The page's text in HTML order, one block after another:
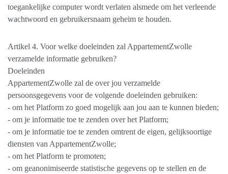
toegankelijke computer wordt verlaten alsmede om het verleende
wachtwoord en gebruikersnaam geheim te houden.
Artikel 4. Voor welke doeleinden zal AppartementZwolle
verzamelde informatie gebruiken?
Doeleinden
AppartementZwolle zal de over jou verzamelde
persoonsgegevens voor de volgende doeleinden gebruiken:
- om het Platform zo goed mogelijk aan jou aan te kunnen bieden;
- om je informatie toe te zenden over het Platform;
- om je informatie toe te zenden omtrent de eigen, gelijksoortige
diensten van AppartementZwolle;
- om het Platform te promoten;
- om geanonimiseerde statistische gegevens op te stellen en de